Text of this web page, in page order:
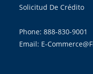
Solicitud De Crédito
Phone: 888-830-9001
Email: E-